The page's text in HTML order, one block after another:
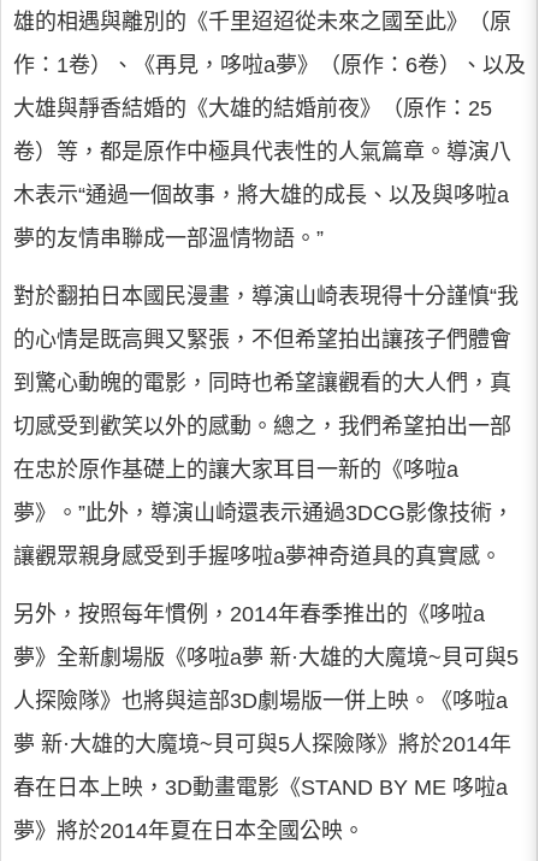
雄的相遇與離別的《千里迢迢從未來之國至此》（原
作：1卷）、《再見，哆啦a夢》（原作：6卷）、以及
大雄與靜香結婚的《大雄的結婚前夜》（原作：25
卷）等，都是原作中極具代表性的人氣篇章。導演八
木表示“通過一個故事，將大雄的成長、以及與哆啦a
夢的友情串聯成一部溫情物語。”
對於翻拍日本國民漫畫，導演山崎表現得十分謹慎“我
的心情是既高興又緊張，不但希望拍出讓孩子們體會
到驚心動魄的電影，同時也希望讓觀看的大人們，真
切感受到歡笑以外的感動。總之，我們希望拍出一部
在忠於原作基礎上的讓大家耳目一新的《哆啦a
夢》。”此外，導演山崎還表示通過3DCG影像技術，
讓觀眾親身感受到手握哆啦a夢神奇道具的真實感。
另外，按照每年慣例，2014年春季推出的《哆啦a
夢》全新劇場版《哆啦a夢 新·大雄的大魔境~貝可與5
人探險隊》也將與這部3D劇場版一併上映。《哆啦a
夢 新·大雄的大魔境~貝可與5人探險隊》將於2014年
春在日本上映，3D動畫電影《STAND BY ME 哆啦a
夢》將於2014年夏在日本全國公映。